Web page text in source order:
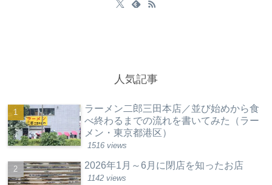
人気記事
ラーメン二郎三田本店／並び始めから食
べ終わるまでの流れを書いてみた（ラー
メン・東京都港区）
1516 views
2026年1月～6月に閉店を知ったお店
1142 views